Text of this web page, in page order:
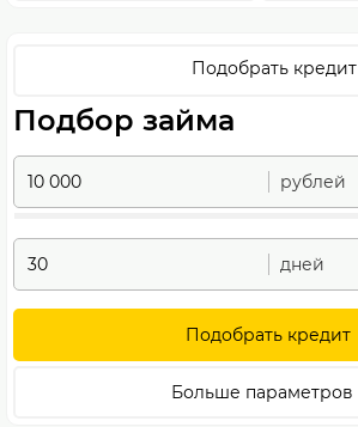
Подобрать кредит
Подбор займа
рублей
дней
Подобрать кредит
Больше параметров